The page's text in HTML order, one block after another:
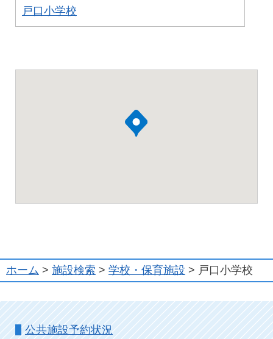
戸口小学校
ホーム > 施設検索 > 学校・保育施設 > 戸口小学校
公共施設予約状況